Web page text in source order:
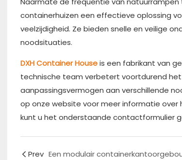
containerhuizen een effectieve oplossing
veelzijdigheid. Ze bieden snelle en veilige
noodsituaties.
DXH Container Houseis een fabrikant van
technische team verbetert voortdurend
aanpassingsvermogen aan verschillende
op onze website voor meer informatie over
kunt u het onderstaande contactformulier
Prev